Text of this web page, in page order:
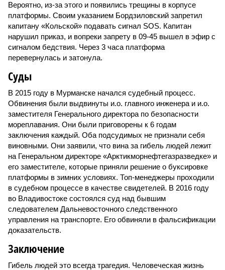
Вероятно, из-за этого и появились трещины в корпусе
платформы. Своим указанием Бордзиловский запретил
капитану «Кольской» подавать сигнал SOS. Капитан
нарушил приказ, и вопреки запрету в 09-45 вышел в эфир с
сигналом бедствия. Через 3 часа платформа
перевернулась и затонула.
Суды
В 2015 году в Мурманске начался судебный процесс.
Обвинения были выдвинуты и.о. главного инженера и и.о.
заместителя Генерального директора по безопасности
мореплавания. Они были приговорены к 6 годам
заключения каждый. Оба подсудимых не признали себя
виновными. Они заявили, что вина за гибель людей лежит
на Генеральном директоре «Арктикморнефтегазразведке» и
его заместителе, которые приняли решение о буксировке
платформы в зимних условиях. Топ-менеджеры проходили
в судебном процессе в качестве свидетелей. В 2016 году
во Владивостоке состоялся суд над бывшим
следователем Дальневосточного следственного
управления на транспорте. Его обвиняли в фальсификации
доказательств.
Заключение
Гибель людей это всегда трагедия. Человеческая жизнь